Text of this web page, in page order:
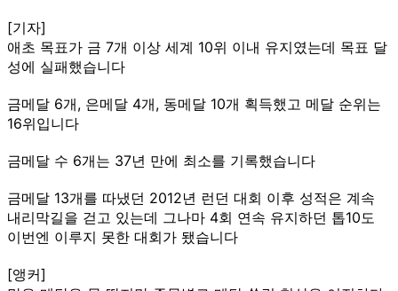
[기자]
애초 목표가 금 7개 이상 세계 10위 이내 유지였는데 목표 달
성에 실패했습니다
금메달 6개, 은메달 4개, 동메달 10개 획득했고 메달 순위는
16위입니다
금메달 수 6개는 37년 만에 최소를 기록했습니다
금메달 13개를 따냈던 2012년 런던 대회 이후 성적은 계속
내리막길을 걷고 있는데 그나마 4회 연속 유지하던 톱10도
이번엔 이루지 못한 대회가 됐습니다
[앵커]